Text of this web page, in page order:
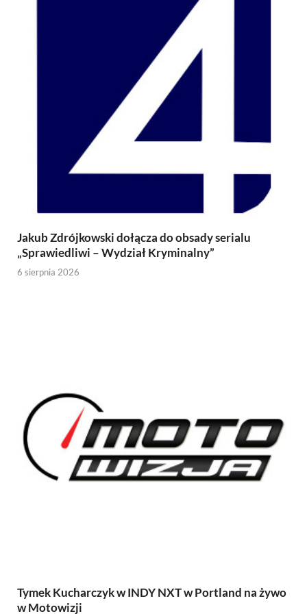
Jakub Zdrójkowski dołącza do obsady serialu
„Sprawiedliwi – Wydział Kryminalny”
6 sierpnia 2026
Tymek Kucharczyk w INDY NXT w Portland na żywo
w Motowizji